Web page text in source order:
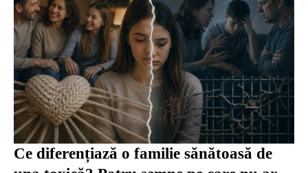
Ce diferențiază o familie sănătoasă de